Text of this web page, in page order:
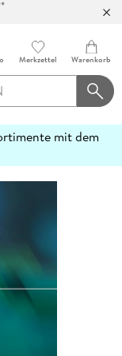
Merkzettel Warenkorb
mit dem